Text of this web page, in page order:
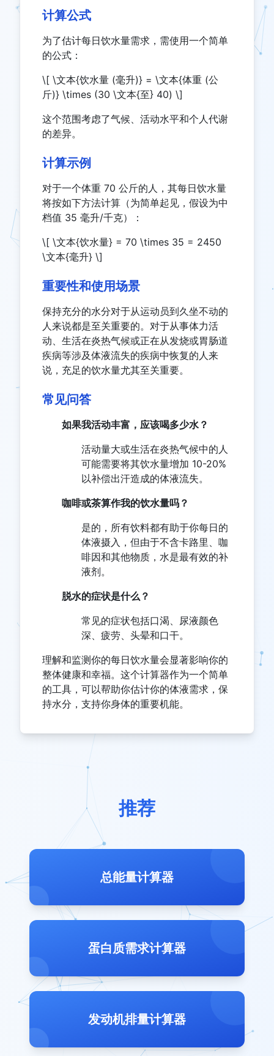
计算公式
为了估计每日饮水量需求，需使用一个简单
的公式：
\[ \文本{饮水量 (毫升)} = \文本{体重 (公
斤)} \times (30 \文本{至} 40) \]
这个范围考虑了气候、活动水平和个人代谢
的差异。
计算示例
对于一个体重 70 公斤的人，其每日饮水量
将按如下方法计算（为简单起见，假设为中
档值 35 毫升/千克）：
\[ \文本{饮水量} = 70 \times 35 = 2450
\文本{毫升} \]
重要性和使用场景
保持充分的水分对于从运动员到久坐不动的
人来说都是至关重要的。对于从事体力活
动、生活在炎热气候或正在从发烧或胃肠道
疾病等涉及体液流失的疾病中恢复的人来
说，充足的饮水量尤其至关重要。
常见问答
如果我活动丰富，应该喝多少水？
活动量大或生活在炎热气候中的人
可能需要将其饮水量增加 10-20%
以补偿出汗造成的体液流失。
咖啡或茶算作我的饮水量吗？
是的，所有饮料都有助于你每日的
体液摄入，但由于不含卡路里、咖
啡因和其他物质，水是最有效的补
液剂。
脱水的症状是什么？
常见的症状包括口渴、尿液颜色
深、疲劳、头晕和口干。
理解和监测你的每日饮水量会显著影响你的
整体健康和幸福。这个计算器作为一个简单
的工具，可以帮助你估计你的体液需求，保
持水分，支持你身体的重要机能。
推荐
总能量计算器
蛋白质需求计算器
发动机排量计算器